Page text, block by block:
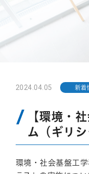
2024.04.05 新着
【環境・
ム（ギリ
環境・社会基盤工